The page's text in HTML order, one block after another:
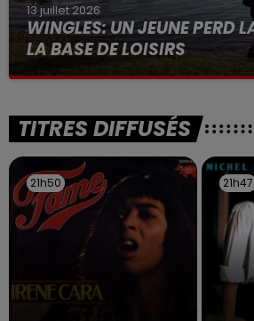
13 juillet 2026
WINGLES: UN JEUNE PERD
LA BASE DE LOISIRS
La victime a coulé à pic
TITRES DIFFUSÉS
21h50
21h50 21h47
21h47